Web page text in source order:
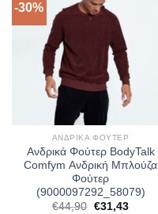
-30%
ΑΝΔΡΙΚΆ ΦΟΎΤΕΡ
Ανδρικά Φούτερ BodyTalk
Comfym Ανδρική Μπλούζα
Φούτερ
(9000097292_58079)
€44,90 Original
€31,43Η